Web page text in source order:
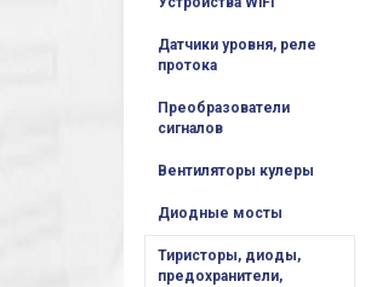
Датчики уровня, реле
протока
Преобразователи
сигналов
Вентиляторы кулеры
Диодные мосты
Тиристоры, диоды,
предохранители,